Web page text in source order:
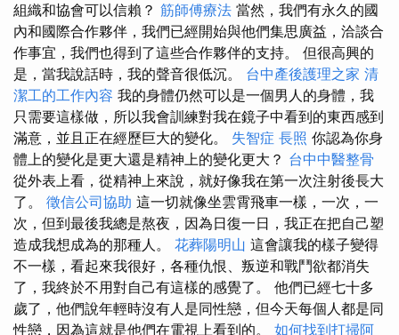
組織和協會可以信賴？ 筋師傅療法 當然，我們有永久的國
內和國際合作夥伴，我們已經開始與他們集思廣益，洽談合
作事宜，我們也得到了這些合作夥伴的支持。 但很高興的
是，當我說話時，我的聲音很低沉。 台中產後護理之家 清
潔工的工作內容 我的身體仍然可以是一個男人的身體，我
只需要這樣做，所以我會訓練對我在鏡子中看到的東西感到
滿意，並且正在經歷巨大的變化。 失智症 長照 你認為你身
體上的變化是更大還是精神上的變化更大？ 台中中醫整骨
從外表上看，從精神上來說，就好像我在第一次注射後長大
了。 徵信公司協助 這一切就像坐雲霄飛車一樣，一次，一
次，但到最後我總是熬夜，因為日復一日，我正在把自己塑
造成我想成為的那種人。 花葬陽明山 這會讓我的樣子變得
不一樣，看起來我很好，各種仇恨、叛逆和戰鬥欲都消失
了，我終於不用對自己有這樣的感覺了。 他們已經七十多
歲了，他們說年輕時沒有人是同性戀，但今天每個人都是同
性戀，因為這就是他們在電視上看到的。 如何找到打掃阿